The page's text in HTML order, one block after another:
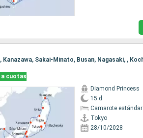
a cuotas
Diamond Princess
15 d
Camarote estándar
Tokyo
28/10/2028